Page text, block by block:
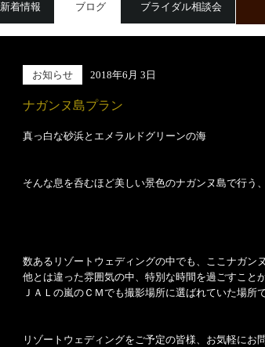
新着情報 ブログ ブライダル相談会
お知らせ 2018年6月 3日
ナガンヌ島プラン
真っ白な砂浜とエメラルドグリーンの海
そんな息を呑むほど美しい景色のナガンヌ島で行う
数あるリゾートウェディングの中でも、ここナガン
他とは違った雰囲気の中、特別な時間を過ごすこと
ＪＡＬの嵐のＣＭでも撮影場所に選ばれていた場所で
リゾートウェディングをご予定の皆様、お気軽にお